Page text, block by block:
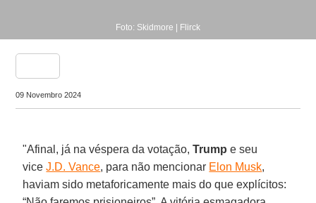
Foto: Skidmore | Flirck
09 Novembro 2024
"Afinal, já na véspera da votação,Trump e seu
viceJ.D. Vance, para não mencionar Elon Musk,
haviam sido metaforicamente mais do que explícitos: